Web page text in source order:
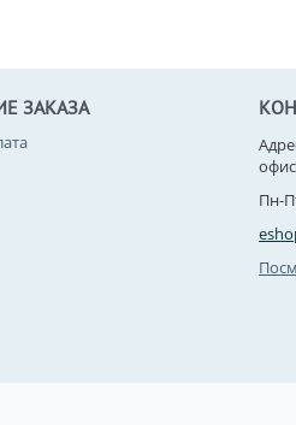
ЗАКАЗА
Пн-